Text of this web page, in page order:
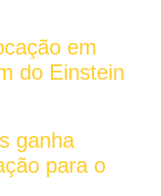
em
do Einstein
ganha
para o